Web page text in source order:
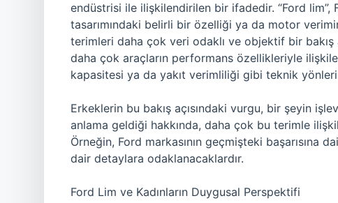
endüstrisi ile ilişkilendirilen bir ifadedir. “Ford
tasarımındaki belirli bir özelliği ya da motor
terimleri daha çok veri odaklı ve objektif bir
daha çok araçların performans özellikleriyle
kapasitesi ya da yakıt verimliliği gibi teknik
Erkeklerin bu bakış açısındaki vurgu, bir şeyin
anlama geldiği hakkında, daha çok bu terimle
Örneğin, Ford markasının geçmişteki
dair detaylara odaklanacaklardır.
Ford Lim ve Kadınların Duygusal Perspektifi